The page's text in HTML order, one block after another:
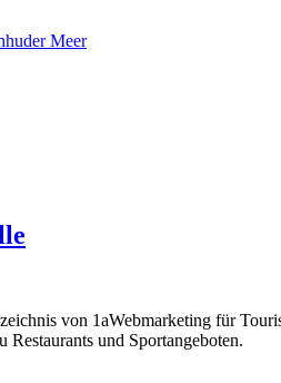
Meer
von 1aWebmarketing für
und Sportangeboten.